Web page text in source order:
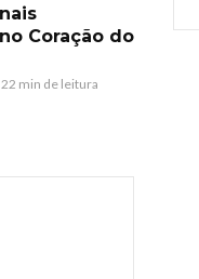
Coração do
22 min de leitura